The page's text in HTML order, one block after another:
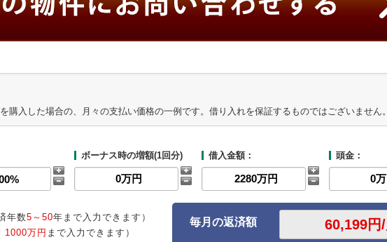
購入した場合の、月々の支払い価格の一例です。借り入れを保証するものではございません。
ボーナス時の増額(1回分) 借入金額： 頭金：
年数5～50年まで入力できます）
1000万円 まで入力できます）
毎月の返済額